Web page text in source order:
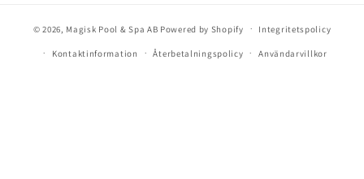
© 2026, Magisk Pool & Spa AB Powered by Shopify Integritetspolicy
Kontaktinformation Återbetalningspolicy Användarvillkor